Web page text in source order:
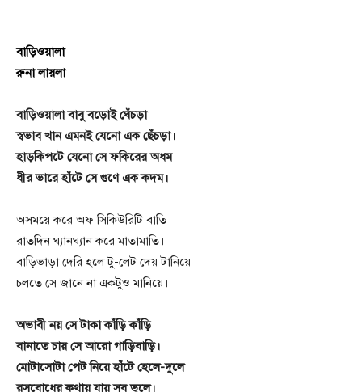
বাড়িওয়ালা
রুনা লায়লা
বাড়িওয়ালা বাবু বড়োই ঘেঁচড়া
স্বভাব খান এমনই যেনো এক ছেঁচড়া।
হাড়কিপটে যেনো সে ফকিরের অধম
ধীর ভারে হাঁটে সে গুণে এক কদম।
অসময়ে করে অফ সিকিউরিটি বাতি
রাতদিন ঘ্যানঘ্যান করে মাতামাতি।
বাড়িভাড়া দেরি হলে টু-লেট দেয় টানিয়ে
চলতে সে জানে না একটুও মানিয়ে।
অভাবী নয় সে টাকা কাঁড়ি কাঁড়ি
বানাতে চায় সে আরো গাড়িবাড়ি।
মোটাসোটা পেট নিয়ে হাঁটে হেলে-দুলে
রসবোধের কথায় যায় সব ভুলে।